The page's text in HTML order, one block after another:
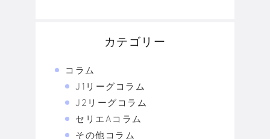
カテゴリー
コラム
J1リーグコラム
J2リーグコラム
セリエAコラム
その他コラム